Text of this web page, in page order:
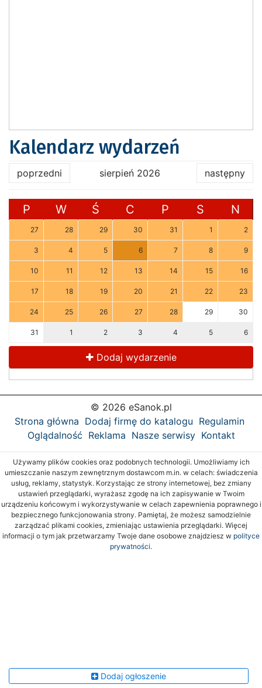
Kalendarz wydarzeń
poprzedni sierpień 2026 następny
P W Ś C P S N
27 28 29 30 31 1 2
3 4 5 6 7 8 9
10 11 12 13 14 15 16
17 18 19 20 21 22 23
24 25 26 27 28 29 30
31 1 2 3 4 5 6
Dodaj wydarzenie
© 2026 eSanok.pl
Strona główna Dodaj firmę do katalogu Regulamin
Oglądalność Reklama Nasze serwisy Kontakt
Używamy plików cookies oraz podobnych technologii. Umożliwiamy ich
umieszczanie naszym zewnętrznym dostawcom m.in. w celach: świadczenia
usług, reklamy, statystyk. Korzystając ze strony internetowej, bez zmiany
ustawień przeglądarki, wyrażasz zgodę na ich zapisywanie w Twoim
urządzeniu końcowym i wykorzystywanie w celach zapewnienia poprawnego i
bezpiecznego funkcjonowania strony. Pamiętaj, że możesz samodzielnie
zarządzać plikami cookies, zmieniając ustawienia przeglądarki. Więcej
informacji o tym jak przetwarzamy Twoje dane osobowe znajdziesz w polityce
prywatności.
Dodaj ogłoszenie